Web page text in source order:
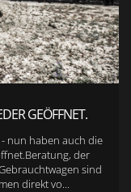
GEÖFFNET.
nun haben auch die
der
sind
direkt vo...